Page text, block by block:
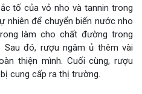
tố của vỏ nho và tannin trong
nhiên để chuyển biến nước nho
làm cho chất đường trong
Sau đó, rượu ngâm ủ thêm vài
thiện mình. Cuối cùng, rượu
cung cấp ra thị trường.